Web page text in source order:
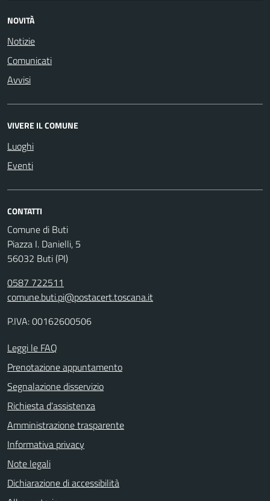
NOVITÀ
Notizie
Comunicati
Avvisi
VIVERE IL COMUNE
Luoghi
Eventi
CONTATTI
Comune di Buti
Piazza I. Danielli, 5
56032 Buti (PI)
0587 722511
comune.buti.pi@postacert.toscana.it
P.IVA: 00162600506
Leggi le FAQ
Prenotazione appuntamento
Segnalazione disservizio
Richiesta d'assistenza
Amministrazione trasparente
Informativa privacy
Note legali
Dichiarazione di accessibilità